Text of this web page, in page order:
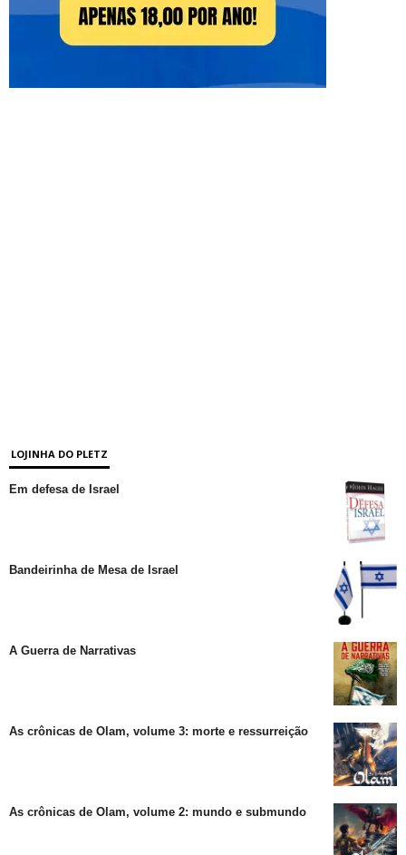
LOJINHA DO PLETZ
Em defesa de Israel
Bandeirinha de Mesa de Israel
A Guerra de Narrativas
As crônicas de Olam, volume 3: morte e ressurreição
As crônicas de Olam, volume 2: mundo e submundo